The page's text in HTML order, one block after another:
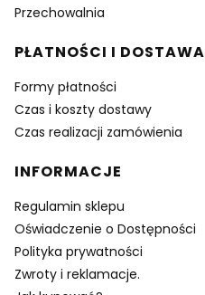
Przechowalnia
PŁATNOŚCI I DOSTAWA
Formy płatności
Czas i koszty dostawy
Czas realizacji zamówienia
INFORMACJE
Regulamin sklepu
Oświadczenie o Dostępności
Polityka prywatności
Zwroty i reklamacje.